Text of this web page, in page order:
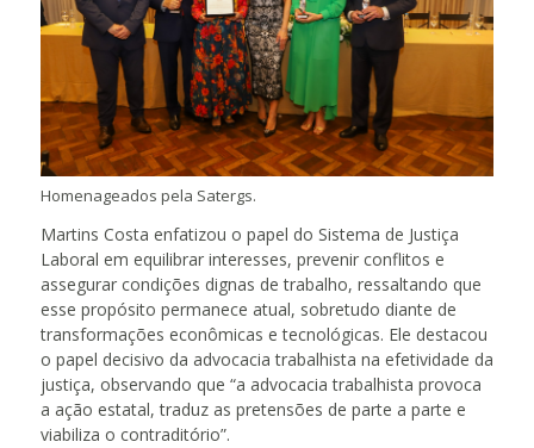
Homenageados pela Satergs.
Martins Costa enfatizou o papel do Sistema de Justiça
Laboral em equilibrar interesses, prevenir conflitos e
assegurar condições dignas de trabalho, ressaltando que
esse propósito permanece atual, sobretudo diante de
transformações econômicas e tecnológicas. Ele destacou
o papel decisivo da advocacia trabalhista na efetividade da
justiça, observando que “a advocacia trabalhista provoca
a ação estatal, traduz as pretensões de parte a parte e
viabiliza o contraditório”.